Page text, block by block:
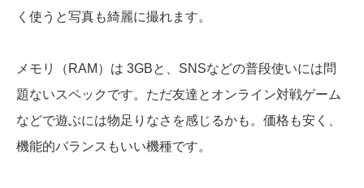
く使うと写真も綺麗に撮れます。
メモリ（RAM）は 3GBと、SNSなどの普段使いには問
題ないスペックです。ただ友達とオンライン対戦ゲーム
などで遊ぶには物足りなさを感じるかも。価格も安く、
機能的バランスもいい機種です。